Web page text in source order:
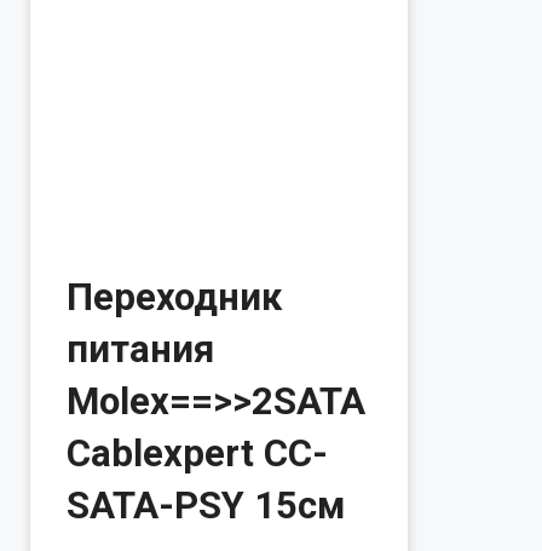
Переходник
питания
Molex==>>2SATA
Cablexpert CC-
SATA-PSY 15см